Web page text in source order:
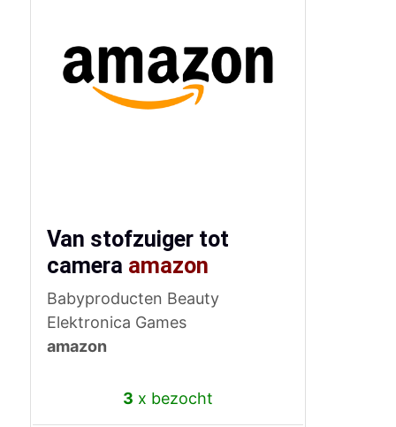
Van stofzuiger tot
camera amazon
Babyproducten Beauty
Elektronica Games
amazon
3 x bezocht